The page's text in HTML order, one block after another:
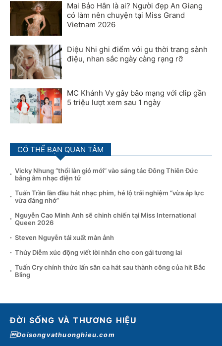
Mai Bảo Hân là ai? Người đẹp An Giang
có làm nên chuyện tại Miss Grand
Vietnam 2026
Diệu Nhi ghi điểm với gu thời trang sành
điệu, nhan sắc ngày càng rạng rỡ
MC Khánh Vy gây bão mạng với clip gần
5 triệu lượt xem sau 1 ngày
CÓ THỂ BẠN QUAN TÂM
Vicky Nhung “thổi làn gió mới” vào sáng tác Đông Thiên Đức
bằng âm nhạc điện tử
Tuấn Trần lần đầu hát nhạc phim, hé lộ trải nghiệm “vừa áp lực
vừa đáng nhớ”
Nguyễn Cao Minh Anh sẽ chinh chiến tại Miss International
Queen 2026
Steven Nguyễn tái xuất màn ảnh
Thúy Diễm xúc động viết lời nhắn cho con gái tương lai
Tuấn Cry chính thức lấn sân ca hát sau thành công của hit Bắc
Bling
ĐỜI SỐNG VÀ THƯƠNG HIỆU
Doisongvathuonghieu.com